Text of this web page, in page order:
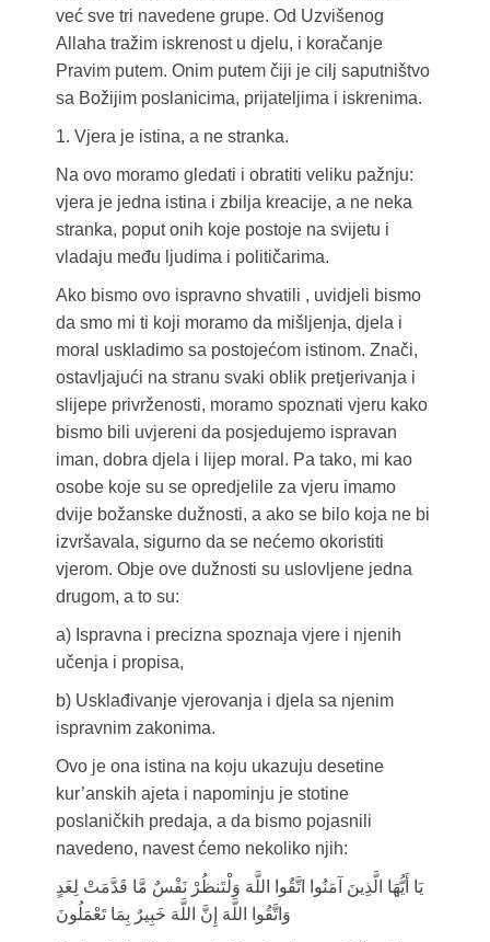
već sve tri navedene grupe. Od Uzvišenog
Allaha tražim iskrenost u djelu, i koračanje
Pravim putem. Onim putem čiji je cilj saputništvo
sa Božijim poslanicima, prijateljima i iskrenima.
1. Vjera je istina, a ne stranka.
Na ovo moramo gledati i obratiti veliku pažnju:
vjera je jedna istina i zbilja kreacije, a ne neka
stranka, poput onih koje postoje na svijetu i
vladaju među ljudima i političarima.
Ako bismo ovo ispravno shvatili , uvidjeli bismo
da smo mi ti koji moramo da mišljenja, djela i
moral uskladimo sa postojećom istinom. Znači,
ostavljajući na stranu svaki oblik pretjerivanja i
slijepe privrženosti, moramo spoznati vjeru kako
bismo bili uvjereni da posjedujemo ispravan
iman, dobra djela i lijep moral. Pa tako, mi kao
osobe koje su se opredjelile za vjeru imamo
dvije božanske dužnosti, a ako se bilo koja ne bi
izvršavala, sigurno da se nećemo okoristiti
vjerom. Obje ove dužnosti su uslovljene jedna
drugom, a to su:
a) Ispravna i precizna spoznaja vjere i njenih
učenja i propisa,
b) Usklađivanje vjerovanja i djela sa njenim
ispravnim zakonima.
Ovo je ona istina na koju ukazuju desetine
kur’anskih ajeta i napominju je stotine
poslaničkih predaja, a da bismo pojasnili
navedeno, navest ćemo nekoliko njih:
يَا أَيُّهَا الَّذِينَ آمَنُوا اتَّقُوا اللَّهَ وَلْتَنظُرْ نَفْسٌ مَّا قَدَّمَتْ لِغَدٍ
وَاتَّقُوا اللَّهَ إِنَّ اللَّهَ خَبِيرٌ بِمَا تَعْمَلُونَ